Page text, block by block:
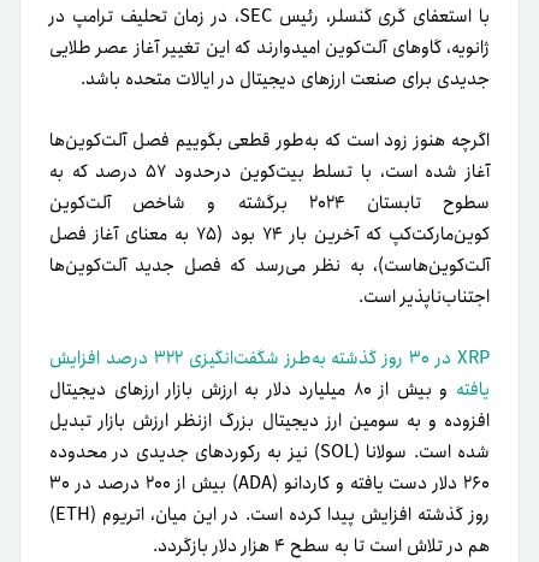
با استعفای گری گنسلر، رئیس SEC، در زمان تحلیف ترامپ در
ژانویه، گاوهای آلت‌کوین امیدوارند که این تغییر آغاز عصر طلایی
جدیدی برای صنعت ارزهای دیجیتال در ایالات متحده باشد.
اگرچه هنوز زود است که به‌طور قطعی بگوییم فصل آلت‌کوین‌ها
آغاز شده است، با تسلط بیت‌کوین درحدود ۵۷ درصد که به
سطوح تابستان ۲۰۲۴ برگشته و شاخص آلت‌کوین
کوین‌مارکت‌کپ که آخرین بار ۷۴ بود (۷۵ به معنای آغاز فصل
آلت‌کوین‌هاست)، به نظر می‌رسد که فصل جدید آلت‌کوین‌ها
اجتناب‌ناپذیر است.
XRP در ۳۰ روز گذشته به‌طرز شگفت‌انگیزی ۳۲۲ درصد افزایش
یافته
و بیش از ۸۰ میلیارد دلار به ارزش بازار ارزهای دیجیتال
افزوده و به سومین ارز دیجیتال بزرگ از‌نظر ارزش بازار تبدیل
شده است. سولانا (SOL) نیز به رکوردهای جدیدی در محدوده
۲۶۰ دلار دست یافته و کاردانو (ADA) بیش از ۲۰۰ درصد در ۳۰
روز گذشته افزایش پیدا کرده است. در این میان، اتریوم (ETH)
هم در تلاش است تا به سطح ۴ هزار دلار بازگردد.